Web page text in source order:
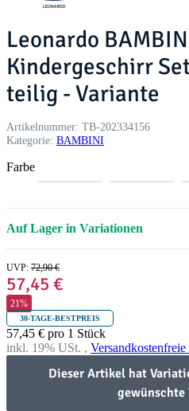
Leonardo
Kindergeschirr
teilig - Variante
Artikelnummer: TB-202334156
Kategorie: BAMBINI
Farbe
t
r
Auf Lager in Variationen
UVP: 72,90 €
57,45 €
21%
30-TAGE-BESTPREIS
57,45 € pro 1 Stück
inkl. 19% USt. ,
Dieser Artikel hat
gewünschte